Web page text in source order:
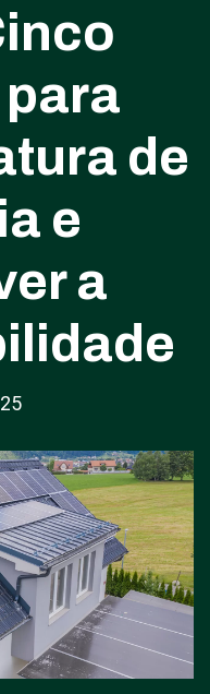
de
e
a